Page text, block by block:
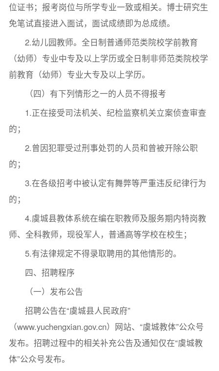
位证书；报考岗位与所学专业一致或相关。博士研究生
免笔试直接进入面试，面试成绩即为总成绩。
2.幼儿园教师。全日制普通师范类院校学前教育
（幼师）专业中专及以上学历或全日制非师范类院校学
前教育（幼师）专业大专及以上学历。
（四）有下列情形之一的人员不得报考
1.正在接受司法机关、纪检监察机关立案侦查审查
的；
2.曾因犯罪受过刑事处罚的人员和曾被开除公职
的；
3.在各级招考中被认定有舞弊等严重违反纪律行为
的；
4.虞城县教体系统在编在职教师及服务期内特岗教
师、全科教师，现役军人，普通高等学校在校生；
5.有法律规定不得录取聘用的其他情形的。
四、招聘程序
（一）发布公告
招聘公告在“虞城县人民政府”
（www.yuchengxian.gov.cn）网站、“虞城教体”公众号
发布。招聘过程中的相关补充公告及通知仅在“虞城教
体”公众号发布。